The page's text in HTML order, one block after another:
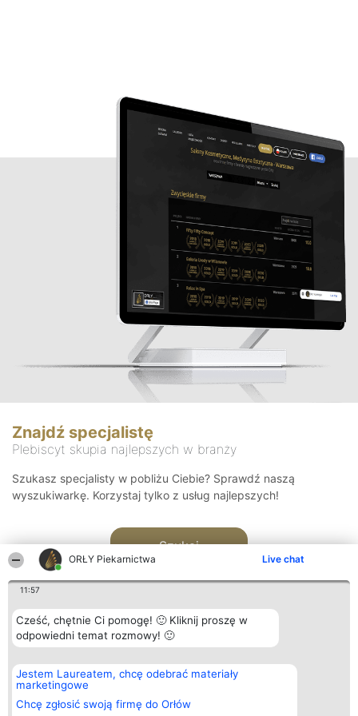
ORŁY Piekarnictwa Live chat
11:57
Cześć, chętnie Ci pomogę! 🙂 Kliknij proszę w
odpowiedni temat rozmowy! 🙂
Jestem Laureatem, chcę odebrać materiały
marketingowe
Chcę zgłosić swoją firmę do Orłów
Znajdź specjalistę
Plebiscyt skupia najlepszych w branży
Szukasz specjalisty w pobliżu Ciebie? Sprawdź naszą
wyszukiwarkę. Korzystaj tylko z usług najlepszych!
Szukaj
Organizator plebiscytu
Bright Side Solutions sp. z o.
o. sp. k.
ul. Ruska 22
Wrocław 50-079
Plebiscyt
Laureaci
wszystkich
Laureatów
Kontakt
Kontakt